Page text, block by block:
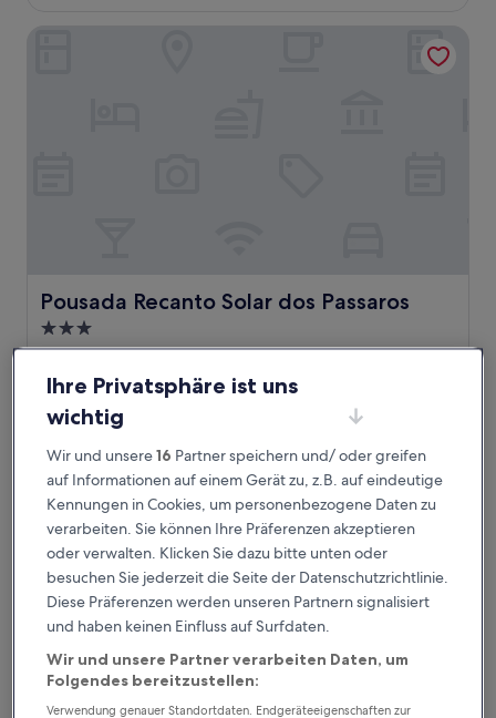
Pousada Recanto Solar dos Passaros
Pousada Recanto Solar dos Passaros
3.0-
Sterne-
Unterkunft
Olímpia
9.8
von
10,
(87
Bewertungen)
9,8/10 Außergewöhnlich (87 Bewertungen)
beträgt
47 €
10. Aug.–11. Aug.
Mirante Praia Hotel
Ihre Privatsphäre ist uns
wichtig
Wir und unsere16 Partner speichern und/ oder greifen
auf Informationen auf einem Gerät zu, z.B. auf eindeutige
Kennungen in Cookies, um personenbezogene Daten zu
verarbeiten. Sie können Ihre Präferenzen akzeptieren
oder verwalten. Klicken Sie dazu bitte unten oder
besuchen Sie jederzeit die Seite der Datenschutzrichtlinie.
Diese Präferenzen werden unseren Partnern signalisiert
und haben keinen Einfluss auf Surfdaten.
Wir und unsere Partner verarbeiten Daten, um
Folgendes bereitzustellen:
Verwendung genauer Standortdaten. Endgeräteeigenschaften zur